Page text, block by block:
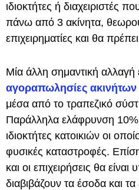
ιδιοκτήτες ή διαχειριστές
πάνω από 3 ακίνητα,
επιχειρηματίες και θα
Μία άλλη σημαντική αλλαγή
αγοραπωλησίες ακινήτων
μέσα από το τραπεζικό
Παράλληλα ελάφρυνση 10%
ιδιοκτήτες κατοικιών οι
φυσικές καταστροφές.
και οι επιχειρήσεις θα
διαβιβάζουν τα έσοδα και